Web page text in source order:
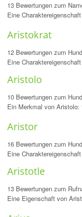
13 Bewertungen zum
Eine
Aristokrat
12 Bewertungen zum
Eine
Aristolo
10 Bewertungen zum
Ein Merkmal von
Aristor
16 Bewertungen zum
Eine
Aristotle
13 Bewertungen zum
Eine Eigenschaft von